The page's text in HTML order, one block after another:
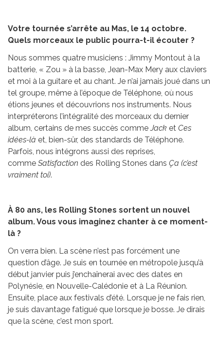
Votre tournée s’arrête au Mas, le 14 octobre.
Quels morceaux le public pourra-t-il écouter ?
Nous sommes quatre musiciens : Jimmy Montout à la
batterie, « Zou » à la basse, Jean-Max Mery aux claviers
et moi à la guitare et au chant. Je n’ai jamais joué dans un
tel groupe, même à l’époque de Téléphone, où nous
étions jeunes et découvrions nos instruments. Nous
interpréterons l’intégralité des morceaux du dernier
album, certains de mes succès commeJack et Ces
idées-là et, bien-sûr, des standards de Téléphone.
Parfois, nous intégrons aussi des reprises,
comme Satisfaction des Rolling Stones dans Ça (c’est
vraiment toi).
À 80 ans, les Rolling Stones sortent un nouvel
album. Vous vous imaginez chanter à ce moment-
là ?
On verra bien. La scène n’est pas forcément une
question d’âge. Je suis en tournée en métropole jusqu’à
début janvier puis j’enchaînerai avec des dates en
Polynésie, en Nouvelle-Calédonie et à La Réunion.
Ensuite, place aux festivals d’été. Lorsque je ne fais rien,
je suis davantage fatigué que lorsque je bosse. Je dirais
que la scène, c’est mon sport.